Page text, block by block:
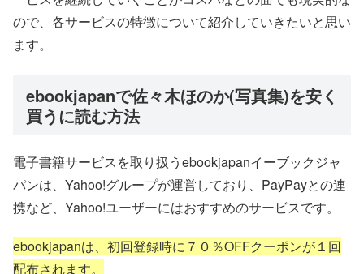
ので、各サービスの特徴について紹介していきたいと思い
ます。
ebookjapanで佐々木ほのか(写真集)を安く
買うに読む方法
電子書籍サービスを取り扱うebookjapanイーブックジャ
パンは、Yahoo!グループが運営しており、PayPayとの連
携など、Yahoo!ユーザーにはおすすめのサービスです。
ebookjapanは、初回登録時に７０％OFFクーポンが１回
配布されます。